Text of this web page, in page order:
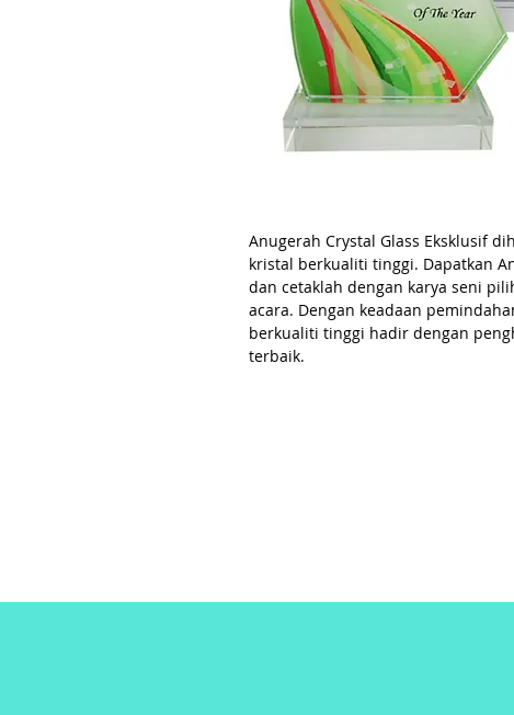
Anugerah Crystal Glass Eksklusif
kristal berkualiti tinggi. Dapatkan
dan cetaklah dengan karya seni
acara. Dengan keadaan
berkualiti tinggi hadir dengan
terbaik.